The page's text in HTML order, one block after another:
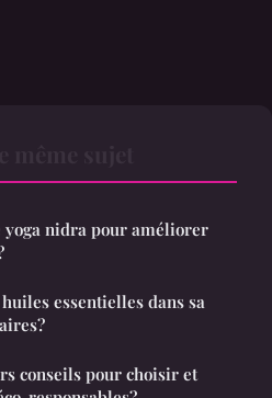
nidra pour améliorer
essentielles dans sa
conseils pour choisir et